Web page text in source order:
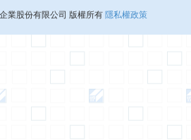
業股份有限公司 版權所有 隱私權政策